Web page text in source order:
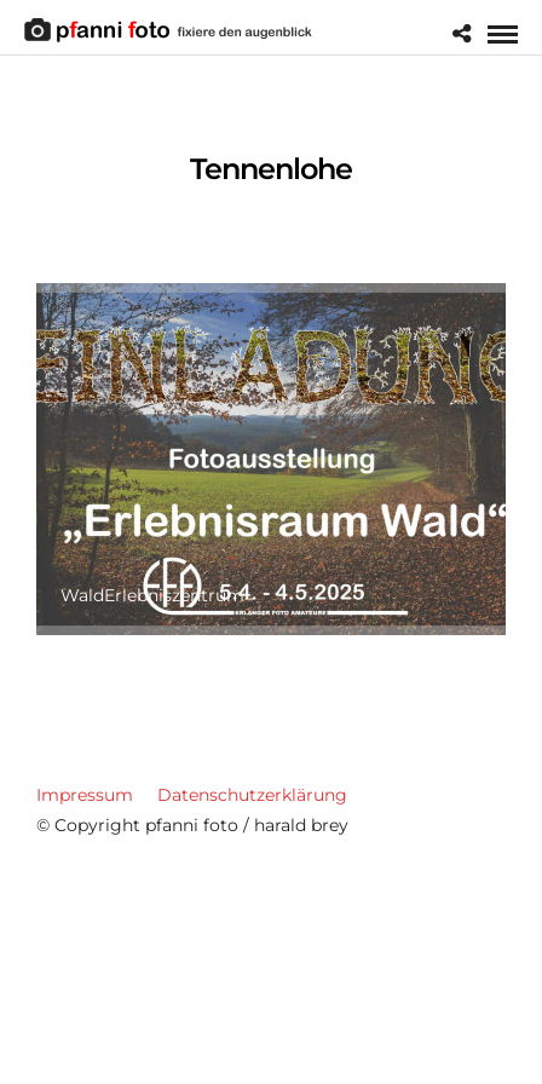
Tennenlohe
WaldErlebniszentrum
Impressum
Datenschutzerklärung
© Copyright pfanni foto / harald brey